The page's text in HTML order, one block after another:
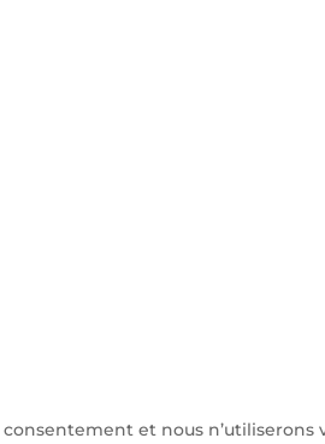
et nous n’utiliserons